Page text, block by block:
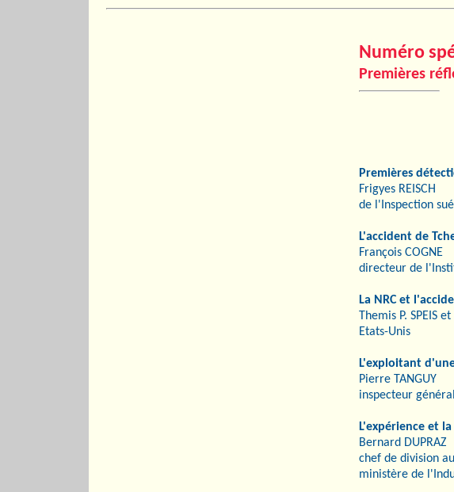
Numéro
Premières
Premières
Frigyes REISCH
de l'Inspection
L'accident de
François COGNE
directeur de
La NRC et
Themis P. SPEIS
Etats-Unis
L'exploitant
Pierre TANGUY
inspecteur
L'expérience et
Bernard DUPRAZ
chef de division
ministère de